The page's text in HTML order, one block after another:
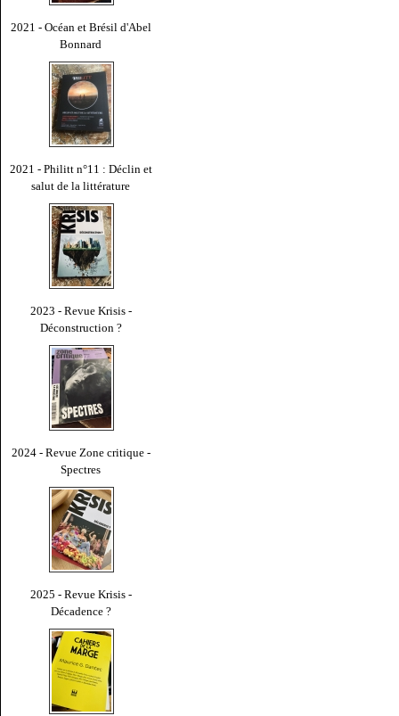
2021 - Océan et Brésil d'Abel
Bonnard
2021 - Philitt n°11 : Déclin et
salut de la littérature
2023 - Revue Krisis -
Déconstruction ?
2024 - Revue Zone critique -
Spectres
2025 - Revue Krisis -
Décadence ?